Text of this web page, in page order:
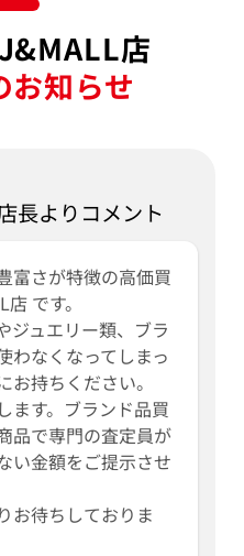
店
お知らせ
長よりコメント
富さが特徴の高価買
です。
ジュエリー類、ブラ
わなくなってしまっ
持ちください。
ます。ブランド品買
品で専門の査定員が
い金額をご提示させ
お待ちしておりま